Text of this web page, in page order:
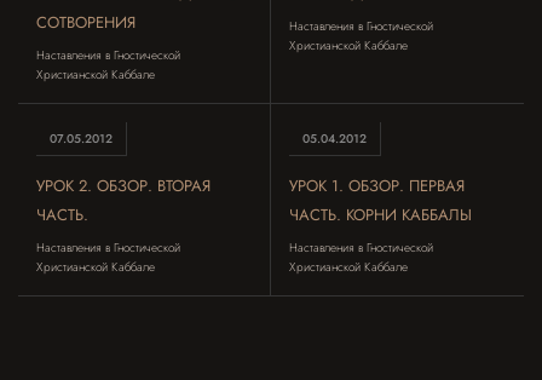
СОТВОРЕНИЯ
Наставления в Гностической
Христианской Каббале
Наставления в Гностической
Христианской Каббале
07.05.2012
УРОК 2. ОБЗОР. ВТОРАЯ
ЧАСТЬ.
Наставления в Гностической
Христианской Каббале
05.04.2012
УРОК 1. ОБЗОР. ПЕРВАЯ
ЧАСТЬ. КОРНИ КАББАЛЫ
Наставления в Гностической
Христианской Каббале